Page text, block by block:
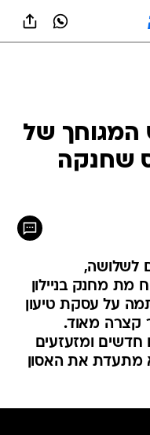
המגוחך של
שחנקה
לשלושה,
מחנק בניילון
על עסקת טיעון
קצרה מאוד.
ומזעזעים
מתעדת את האסון